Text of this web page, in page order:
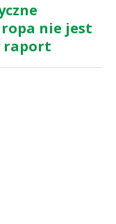
nie jest
raport